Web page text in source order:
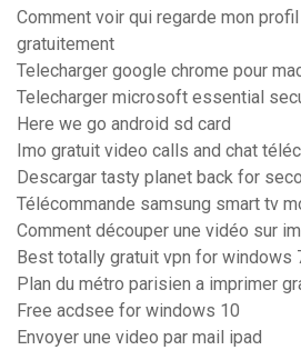
Comment voir qui regarde mon
gratuitement
Telecharger google chrome pour
Telecharger microsoft essential
Here we go android sd card
Imo gratuit video calls and chat
Descargar tasty planet back for
Télécommande samsung smart tv
Comment découper une vidéo sur
Best totally gratuit vpn for windows
Plan du métro parisien a imprimer
Free acdsee for windows 10
Envoyer une video par mail ipad